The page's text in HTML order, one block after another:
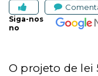
Siga-nos
no
O projeto de lei